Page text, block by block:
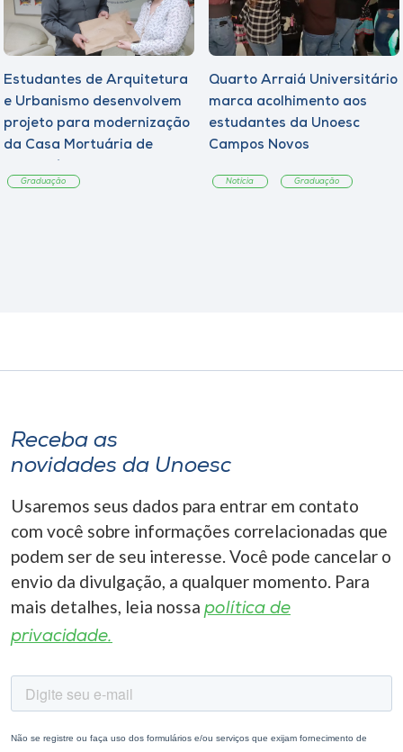
Estudantes de Arquitetura
e Urbanismo desenvolvem
projeto para modernização
da Casa Mortuária de
Graduação
Quarto Arraiá Universitário
marca acolhimento aos
estudantes da Unoesc
Campos Novos
Notícia Graduação
Receba as
novidades da Unoesc
Usaremos seus dados para entrar em contato
com você sobre informações correlacionadas que
podem ser de seu interesse. Você pode cancelar o
envio da divulgação, a qualquer momento. Para
mais detalhes, leia nossa política de
privacidade.